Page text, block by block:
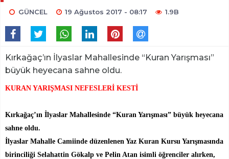
GÜNCEL 19 Ağustos 2017 - 08:17 1.9B
Kırkağaç’ın İlyaslar Mahallesinde “Kuran Yarışması”
büyük heyecana sahne oldu.
KURAN YARIŞMASI NEFESLERİ KESTİ
Kırkağaç’ın İlyaslar Mahallesinde “Kuran Yarışması” büyük heyecana
sahne oldu.
İlyaslar Mahalle Camiinde düzenlenen Yaz Kuran Kursu Yarışmasında
birinciliği Selahattin Gökalp ve Pelin Atan isimli öğrenciler alırken,